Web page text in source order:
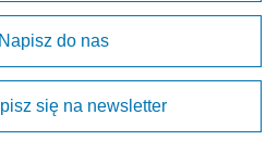
Napisz do nas
się na newsletter